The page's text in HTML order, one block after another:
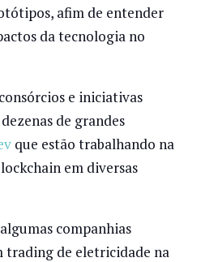
afim de entender
da tecnologia no
e iniciativas
de grandes
que estão trabalhando na
em diversas
companhias
trading de eletricidade na